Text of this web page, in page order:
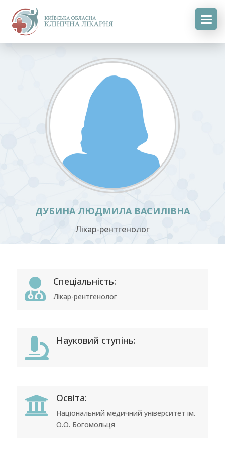
ДУБИНА ЛЮДМИЛА ВАСИЛІВНА
Лікар-рентгенолог
 Спеціальність:
Лікар-рентгенолог
 Науковий ступінь:
 Освіта:
Національний медичний університет ім.
О.О. Богомольця